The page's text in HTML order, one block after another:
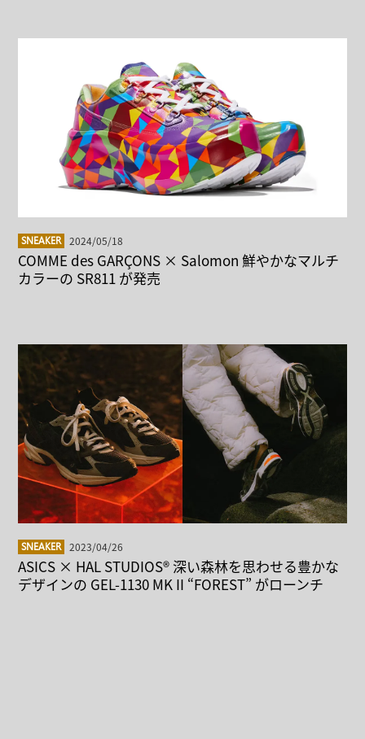
SNEAKER 2024/05/18
COMME des GARÇONS × Salomon 鮮やかなマルチ
カラーの SR811 が発売
SNEAKER 2023/04/26
ASICS × HAL STUDIOS® 深い森林を思わせる豊かな
デザインの GEL-1130 MK II “FOREST” がローンチ